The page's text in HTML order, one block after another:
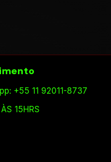
+55 11 92011-8737
15HRS